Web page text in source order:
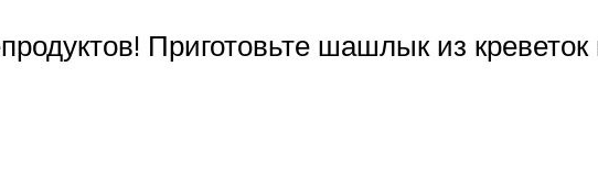
Приготовьте шашлык из креветок